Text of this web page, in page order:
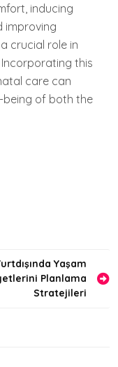
inducing
improving
crucial role in
this
care can
being of both the
Yaşam
Planlama
Stratejileri